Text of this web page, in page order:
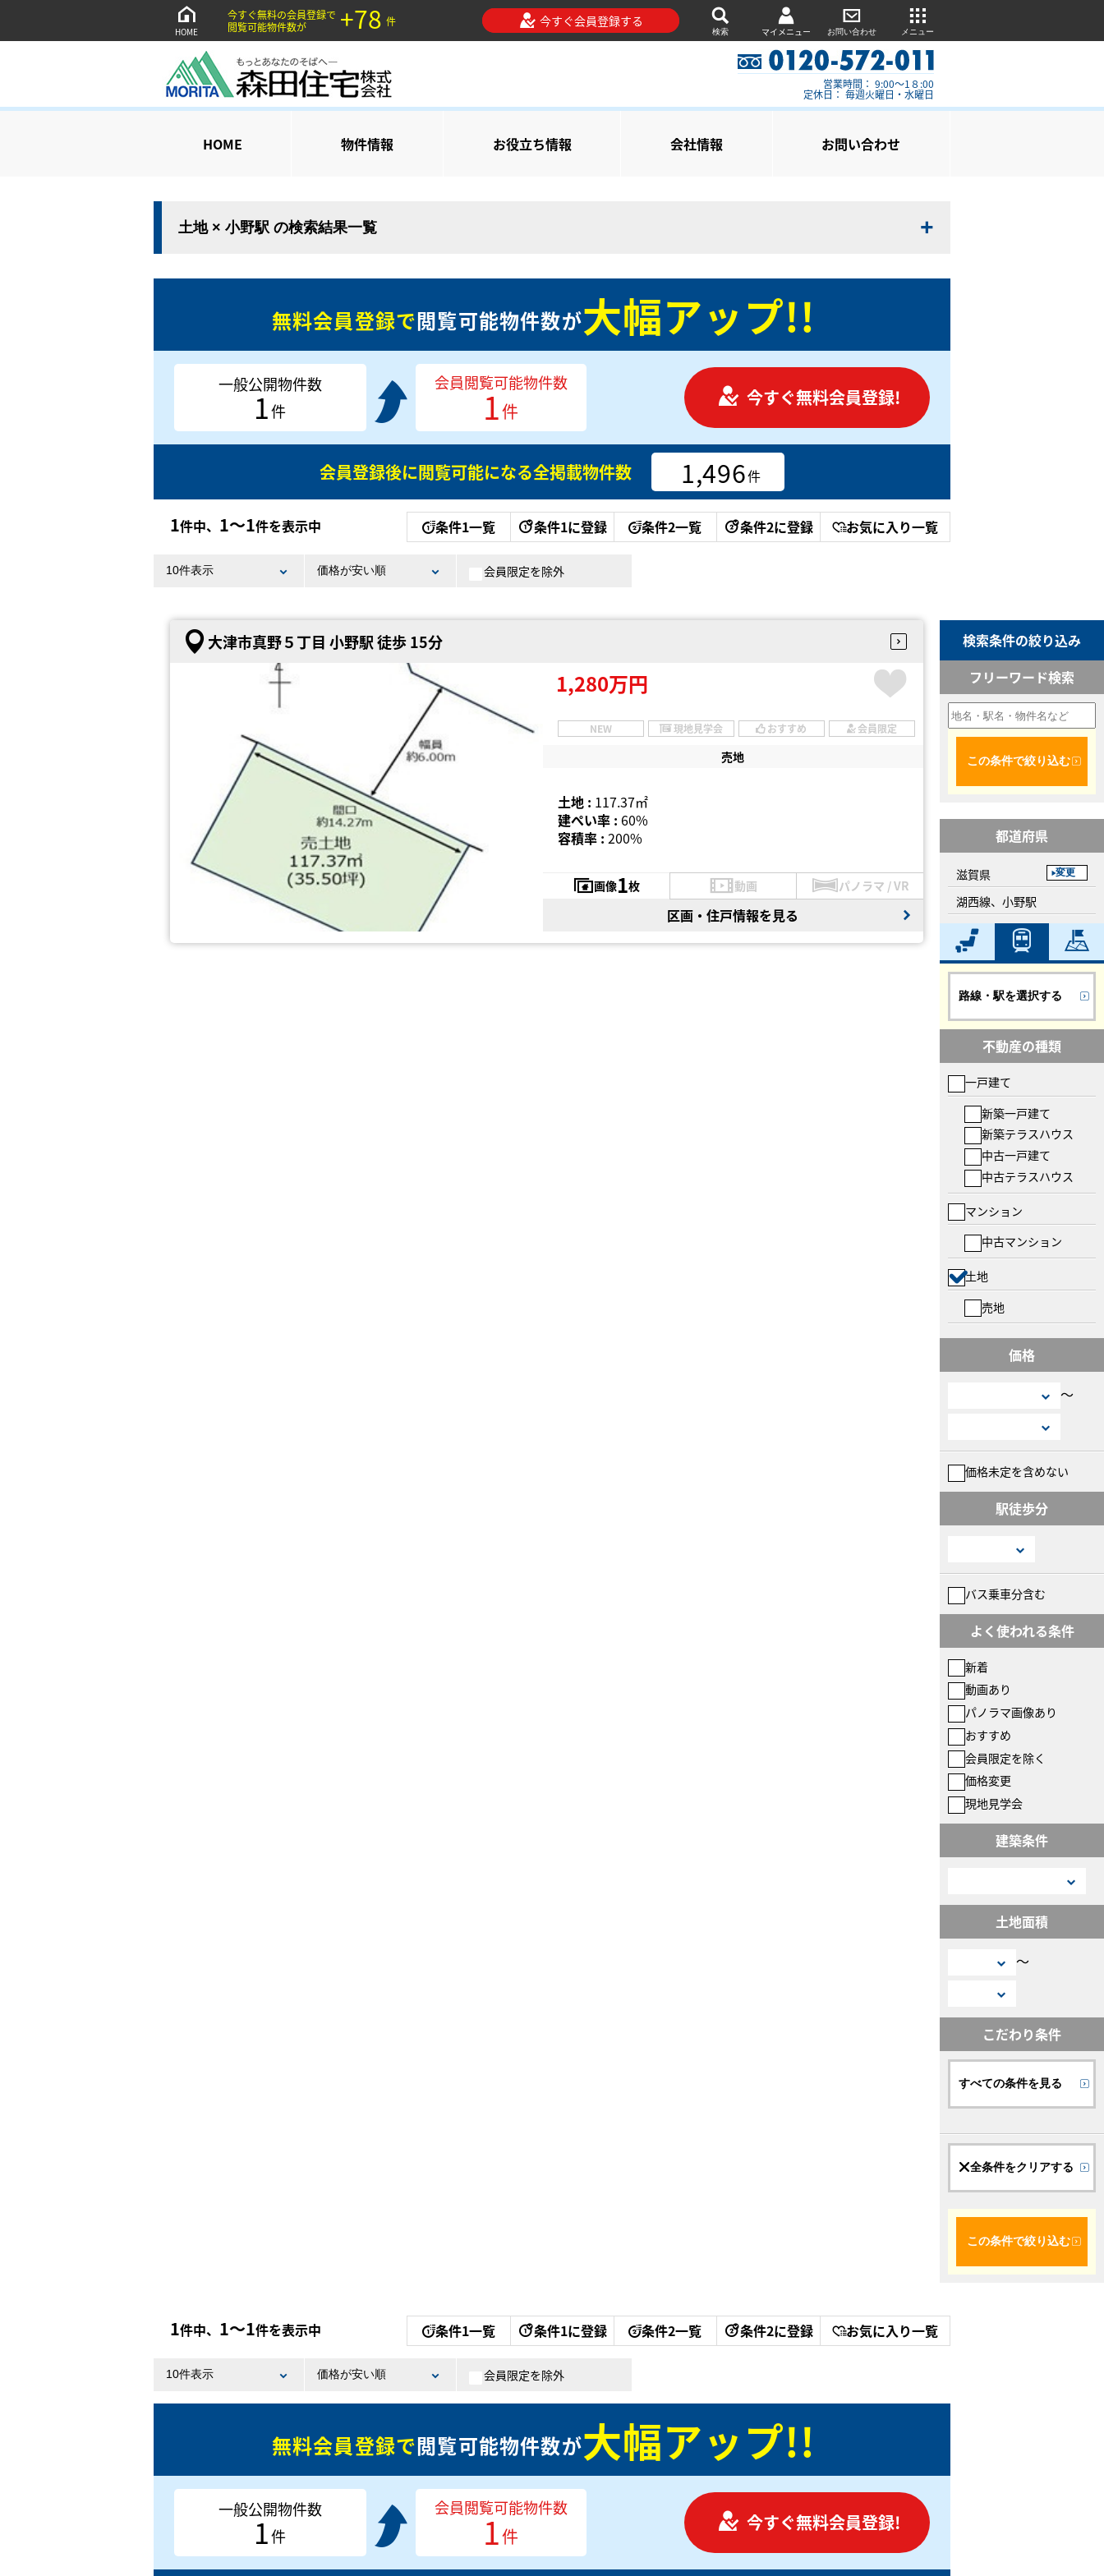
HOME
今すぐ無料の会員登録で
閲覧可能物件数が
+78 件 今すぐ会員登録する
検索 マイメニュー お問い合わせ メニュー
営業時間： 9:00～1８:00
定休日： 毎週火曜日・水曜日
HOME 物件情報 お役立ち情報 会社情報 お問い合わせ
土地 × 小野駅 の検索結果一覧
無料会員登録で閲覧可能物件数が大幅アップ!!
一般公開物件数
1件
会員閲覧可能物件数
1件
今すぐ無料会員登録!
会員登録後に閲覧可能になる全掲載物件数 1,496件
1件中、 1〜1件を表示中 条件1一覧 条件1に登録 条件2一覧 条件2に登録 お気に入り一覧
会員限定を除外
大津市真野５丁目 小野駅 徒歩 15分
1,280万円
NEW 現地見学会 おすすめ 会員限定
売地
土地 : 117.37㎡
建ぺい率 : 60%
容積率 : 200%
画像1枚 動画 パノラマ / VR
区画・住戸情報を見る
検索条件の絞り込み
フリーワード検索
この条件で絞り込む
都道府県
滋賀県 変更
湖西線、小野駅
路線・駅を選択する
不動産の種類
一戸建て
新築一戸建て
新築テラスハウス
中古一戸建て
中古テラスハウス
マンション
中古マンション
土地
売地
価格
〜
価格未定を含めない
駅徒歩分
バス乗車分含む
よく使われる条件
新着
動画あり
パノラマ画像あり
おすすめ
会員限定を除く
価格変更
現地見学会
建築条件
土地面積
〜
こだわり条件
すべての条件を見る
全条件をクリアする
この条件で絞り込む
1件中、 1〜1件を表示中 条件1一覧 条件1に登録 条件2一覧 条件2に登録 お気に入り一覧
会員限定を除外
無料会員登録で閲覧可能物件数が大幅アップ!!
一般公開物件数
1件
会員閲覧可能物件数
1件
今すぐ無料会員登録!